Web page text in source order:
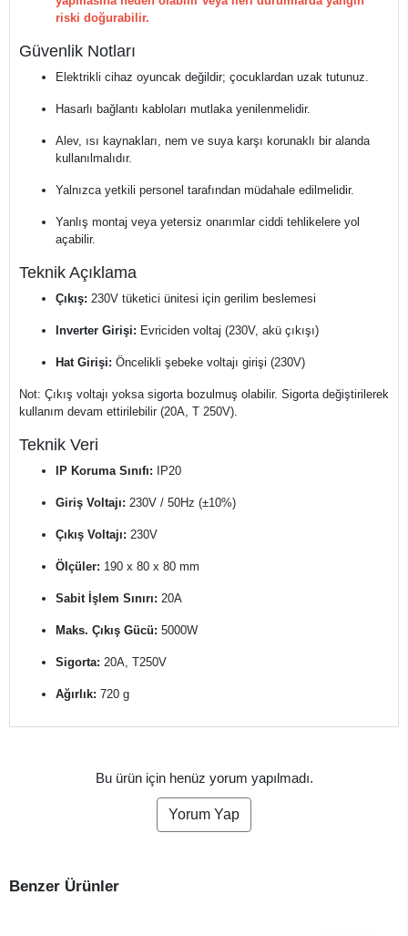
riski doğurabilir.
Güvenlik Notları
Elektrikli cihaz oyuncak değildir; çocuklardan uzak tutunuz.
Hasarlı bağlantı kabloları mutlaka yenilenmelidir.
Alev, ısı kaynakları, nem ve suya karşı korunaklı bir alanda
kullanılmalıdır.
Yalnızca yetkili personel tarafından müdahale edilmelidir.
Yanlış montaj veya yetersiz onarımlar ciddi tehlikelere yol
açabilir.
Teknik Açıklama
Çıkış: 230V tüketici ünitesi için gerilim beslemesi
Inverter Girişi: Evriciden voltaj (230V, akü çıkışı)
Hat Girişi: Öncelikli şebeke voltajı girişi (230V)
Not: Çıkış voltajı yoksa sigorta bozulmuş olabilir. Sigorta değiştirilerek
kullanım devam ettirilebilir (20A, T 250V).
Teknik Veri
IP Koruma Sınıfı: IP20
Giriş Voltajı: 230V / 50Hz (±10%)
Çıkış Voltajı: 230V
Ölçüler: 190 x 80 x 80 mm
Sabit İşlem Sınırı: 20A
Maks. Çıkış Gücü: 5000W
Sigorta: 20A, T250V
Ağırlık: 720 g
Bu ürün için henüz yorum yapılmadı.
Yorum Yap
Benzer Ürünler